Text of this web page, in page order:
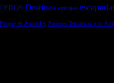
Destinos emirates
Parque de Animales Parques Temáticos y de